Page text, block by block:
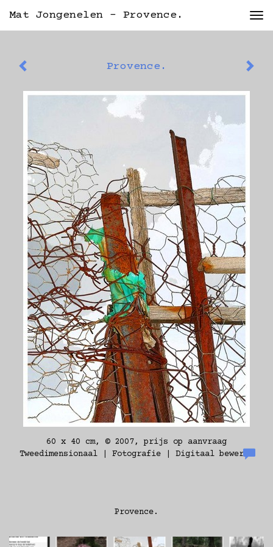
Mat Jongenelen - Provence.
Provence.
60 x 40 cm, © 2007, prijs op aanvraag
Tweedimensionaal | Fotografie | Digitaal bewerkt
Provence.